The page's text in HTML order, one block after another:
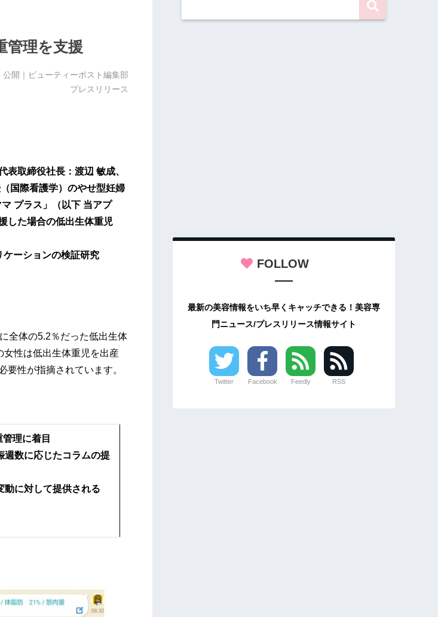
管理を支援
公開｜ビューティーポスト編集部
プレスリリース
取締役社長：渡辺 敏成、
国際看護学）のやせ型妊婦
プラス」（以下 当アプ
した場合の低出生体重児
ーションの検証研究
全体の5.2％だった低出生体
性は低出生体重児を出産
性が指摘されています。
理に着目
週数に応じたコラムの提
動に対して提供される
FOLLOW
最新の美容情報をいち早くキャッチできる！美容専
門ニュース/プレスリリース情報サイト
Twitter Facebook Feedly RSS